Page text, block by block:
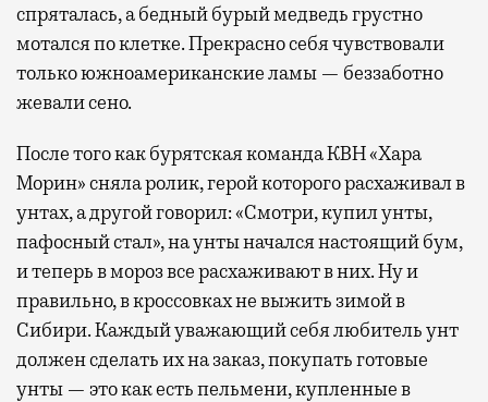
спряталась, а бедный бурый медведь грустно
мотался по клетке. Прекрасно себя чувствовали
только южноамериканские ламы — беззаботно
жевали сено.
После того как бурятская команда КВН «Хара
Морин» сняла ролик, герой которого расхаживал в
унтах, а другой говорил: «Смотри, купил унты,
пафосный стал», на унты начался настоящий бум,
и теперь в мороз все расхаживают в них. Ну и
правильно, в кроссовках не выжить зимой в
Сибири. Каждый уважающий себя любитель унт
должен сделать их на заказ, покупать готовые
унты — это как есть пельмени, купленные в